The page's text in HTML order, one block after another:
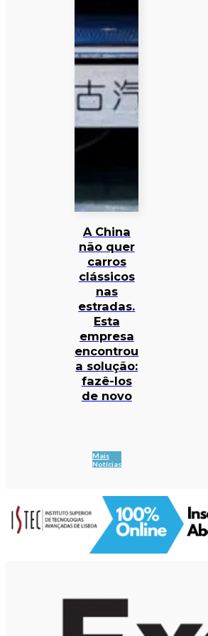
A China
não quer
carros
clássicos
nas
estradas.
Esta
empresa
encontrou
a solução:
fazê-los
de novo
Mais
Notícias